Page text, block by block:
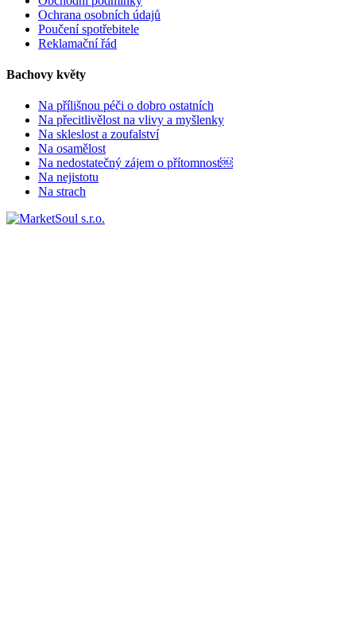
Ochrana osobních údajů
Poučení spotřebitele
Reklamační řád
Bachovy květy
Na přílišnou péči o dobro ostatních
Na přecitlivělost na vlivy a myšlenky
Na skleslost a zoufalství
Na osamělost
Na nedostatečný zájem o přítomnost￼
Na nejistotu
Na strach